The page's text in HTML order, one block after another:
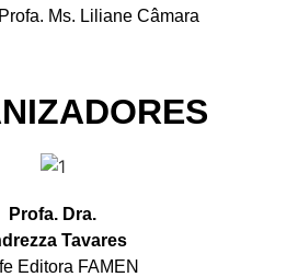
Ms. Liliane Câmara
Profa. Dra.
Tavares
Editora FAMEN